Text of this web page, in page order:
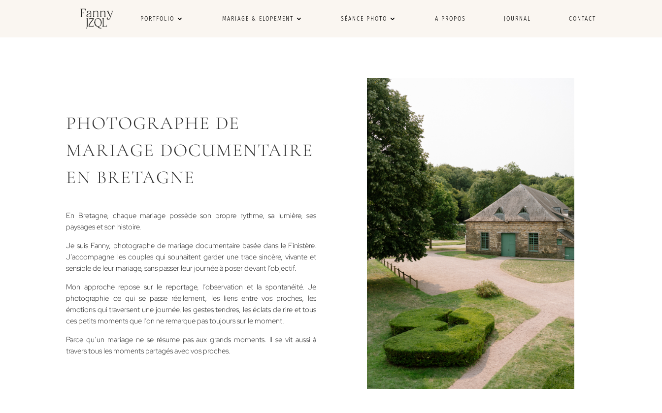
PORTFOLIO MARIAGE & ELOPEMENT SÉANCE PHOTO A PROPOS JOURNAL CONTACT
PHOTOGRAPHE DE
MARIAGE DOCUMENTAIRE
EN BRETAGNE
En Bretagne, chaque mariage possède son propre rythme, sa lumière, ses
paysages et son histoire.
Je suis Fanny, photographe de mariage documentaire basée dans le Finistère.
J’accompagne les couples qui souhaitent garder une trace sincère, vivante et
sensible de leur mariage, sans passer leur journée à poser devant l’objectif.
Mon approche repose sur le reportage, l’observation et la spontanéité. Je
photographie ce qui se passe réellement, les liens entre vos proches, les
émotions qui traversent une journée, les gestes tendres, les éclats de rire et tous
ces petits moments que l’on ne remarque pas toujours sur le moment.
Parce qu’un mariage ne se résume pas aux grands moments. Il se vit aussi à
travers tous les moments partagés avec vos proches.